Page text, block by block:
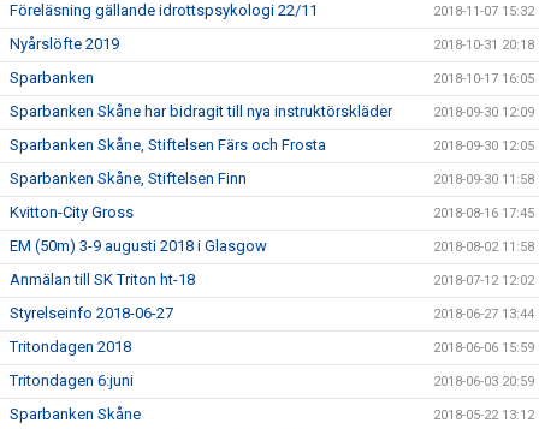
Föreläsning gällande idrottspsykologi 22/11 2018-11-07 15:32
Nyårslöfte 2019 2018-10-31 20:18
Sparbanken 2018-10-17 16:05
Sparbanken Skåne har bidragit till nya instruktörskläder 2018-09-30 12:09
Sparbanken Skåne, Stiftelsen Färs och Frosta 2018-09-30 12:05
Sparbanken Skåne, Stiftelsen Finn 2018-09-30 11:58
Kvitton-City Gross 2018-08-16 17:45
EM (50m) 3-9 augusti 2018 i Glasgow 2018-08-02 11:58
Anmälan till SK Triton ht-18 2018-07-12 12:02
Styrelseinfo 2018-06-27 2018-06-27 13:44
Tritondagen 2018 2018-06-06 15:59
Tritondagen 6:juni 2018-06-03 20:59
Sparbanken Skåne 2018-05-22 13:12